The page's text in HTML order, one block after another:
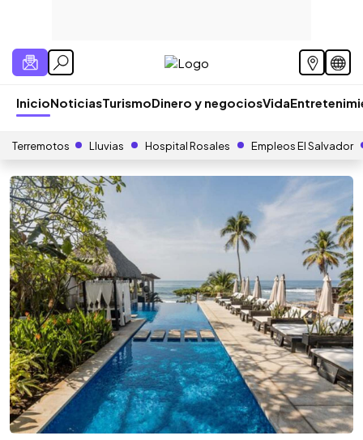
InicioNoticiasTurismoDinero y negociosVida
Terremotos Lluvias Hospital Rosales Empleos El Salvador